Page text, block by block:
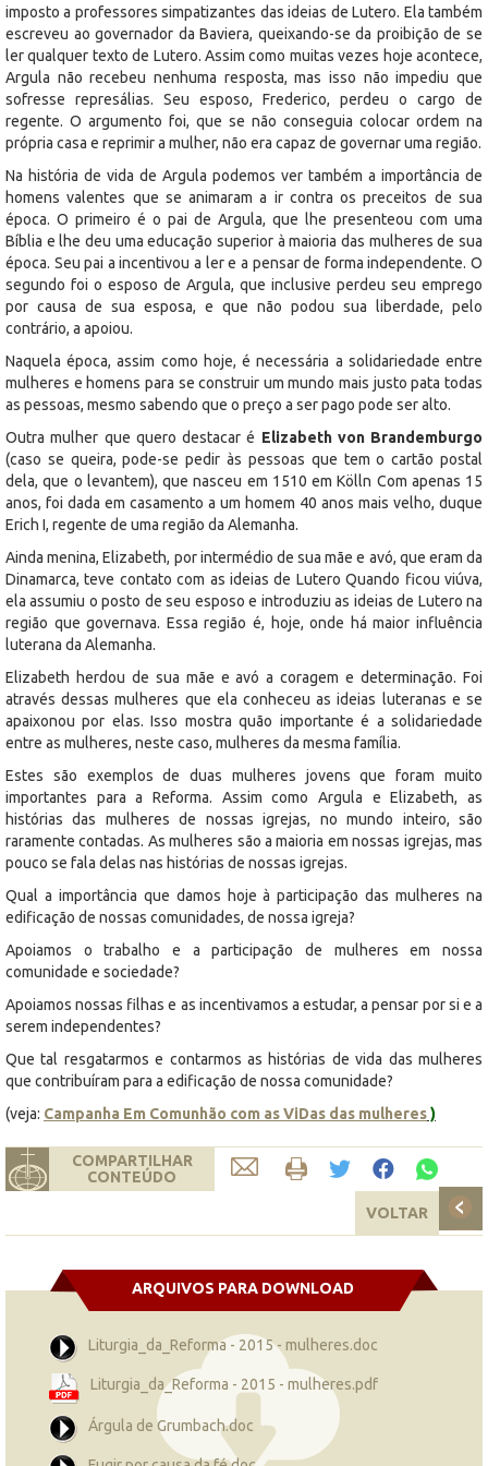
imposto a professores simpatizantes das ideias de Lutero. Ela também
escreveu ao governador da Baviera, queixando-se da proibição de se
ler qualquer texto de Lutero. Assim como muitas vezes hoje acontece,
Argula não recebeu nenhuma resposta, mas isso não impediu que
sofresse represálias. Seu esposo, Frederico, perdeu o cargo de
regente. O argumento foi, que se não conseguia colocar ordem na
própria casa e reprimir a mulher, não era capaz de governar uma região.
Na história de vida de Argula podemos ver também a importância de
homens valentes que se animaram a ir contra os preceitos de sua
época. O primeiro é o pai de Argula, que lhe presenteou com uma
Bíblia e lhe deu uma educação superior à maioria das mulheres de sua
época. Seu pai a incentivou a ler e a pensar de forma independente. O
segundo foi o esposo de Argula, que inclusive perdeu seu emprego
por causa de sua esposa, e que não podou sua liberdade, pelo
contrário, a apoiou.
Naquela época, assim como hoje, é necessária a solidariedade entre
mulheres e homens para se construir um mundo mais justo pata todas
as pessoas, mesmo sabendo que o preço a ser pago pode ser alto.
Outra mulher que quero destacar é Elizabeth von Brandemburgo
(caso se queira, pode-se pedir às pessoas que tem o cartão postal
dela, que o levantem), que nasceu em 1510 em Kölln Com apenas 15
anos, foi dada em casamento a um homem 40 anos mais velho, duque
Erich I, regente de uma região da Alemanha.
Ainda menina, Elizabeth, por intermédio de sua mãe e avó, que eram da
Dinamarca, teve contato com as ideias de Lutero Quando ficou viúva,
ela assumiu o posto de seu esposo e introduziu as ideias de Lutero na
região que governava. Essa região é, hoje, onde há maior influência
luterana da Alemanha.
Elizabeth herdou de sua mãe e avó a coragem e determinação. Foi
através dessas mulheres que ela conheceu as ideias luteranas e se
apaixonou por elas. Isso mostra quão importante é a solidariedade
entre as mulheres, neste caso, mulheres da mesma família.
Estes são exemplos de duas mulheres jovens que foram muito
importantes para a Reforma. Assim como Argula e Elizabeth, as
histórias das mulheres de nossas igrejas, no mundo inteiro, são
raramente contadas. As mulheres são a maioria em nossas igrejas, mas
pouco se fala delas nas histórias de nossas igrejas.
Qual a importância que damos hoje à participação das mulheres na
edificação de nossas comunidades, de nossa igreja?
Apoiamos o trabalho e a participação de mulheres em nossa
comunidade e sociedade?
Apoiamos nossas filhas e as incentivamos a estudar, a pensar por si e a
serem independentes?
Que tal resgatarmos e contarmos as histórias de vida das mulheres
que contribuíram para a edificação de nossa comunidade?
(veja: Campanha Em Comunhão com as ViDas das mulheres)
COMPARTILHAR
CONTEÚDO
VOLTAR
ARQUIVOS PARA DOWNLOAD
Liturgia_da_Reforma - 2015 - mulheres.doc
Liturgia_da_Reforma - 2015 - mulheres.pdf
Árgula de Grumbach.doc